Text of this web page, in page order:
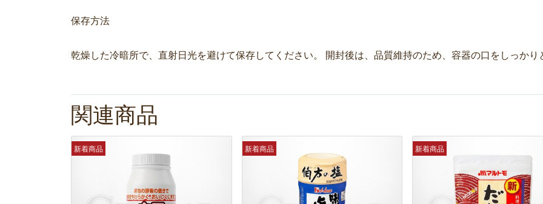
保存方法
乾燥した冷暗所で、直射日光を避けて保存してください。 開封後は、品質維持のため、容器の口をしっかり
関連商品
新着商品 新着商品 新着商品